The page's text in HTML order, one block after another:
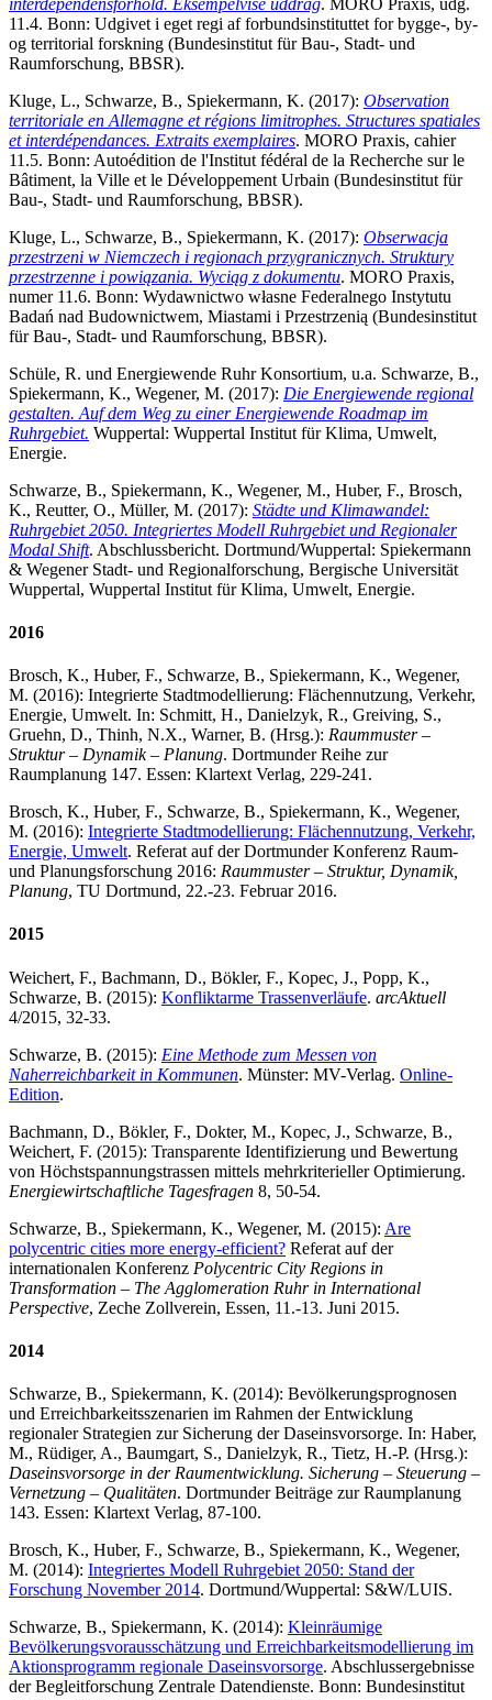
11.4. Bonn: Udgivet i eget regi af forbundsinstituttet for bygge-, by-
og territorial forskning (Bundesinstitut für Bau-, Stadt- und
Raumforschung, BBSR).
Kluge, L., Schwarze, B., Spiekermann, K. (2017): Observation
territoriale en Allemagne et régions limitrophes. Structures spatiales
et interdépendances. Extraits exemplaires. MORO Praxis, cahier
11.5. Bonn: Autoédition de l'Institut fédéral de la Recherche sur le
Bâtiment, la Ville et le Développement Urbain (Bundesinstitut für
Bau-, Stadt- und Raumforschung, BBSR).
Kluge, L., Schwarze, B., Spiekermann, K. (2017): Obserwacja
przestrzeni w Niemczech i regionach przygranicznych. Struktury
przestrzenne i powiązania. Wyciąg z dokumentu. MORO Praxis,
numer 11.6. Bonn: Wydawnictwo własne Federalnego Instytutu
Badań nad Budownictwem, Miastami i Przestrzenią (Bundesinstitut
für Bau-, Stadt- und Raumforschung, BBSR).
Schüle, R. und Energiewende Ruhr Konsortium, u.a. Schwarze, B.,
Spiekermann, K., Wegener, M. (2017): Die Energiewende regional
gestalten. Auf dem Weg zu einer Energiewende Roadmap im
Ruhrgebiet. Wuppertal: Wuppertal Institut für Klima, Umwelt,
Energie.
Schwarze, B., Spiekermann, K., Wegener, M., Huber, F., Brosch,
K., Reutter, O., Müller, M. (2017): Städte und Klimawandel:
Ruhrgebiet 2050. Integriertes Modell Ruhrgebiet und Regionaler
Modal Shift. Abschlussbericht. Dortmund/Wuppertal: Spiekermann
& Wegener Stadt- und Regionalforschung, Bergische Universität
Wuppertal, Wuppertal Institut für Klima, Umwelt, Energie.
2016
Brosch, K., Huber, F., Schwarze, B., Spiekermann, K., Wegener,
M. (2016): Integrierte Stadtmodellierung: Flächennutzung, Verkehr,
Energie, Umwelt. In: Schmitt, H., Danielzyk, R., Greiving, S.,
Gruehn, D., Thinh, N.X., Warner, B. (Hrsg.): Raummuster –
Struktur – Dynamik – Planung. Dortmunder Reihe zur
Raumplanung 147. Essen: Klartext Verlag, 229-241.
Brosch, K., Huber, F., Schwarze, B., Spiekermann, K., Wegener,
M. (2016): Integrierte Stadtmodellierung: Flächennutzung, Verkehr,
Energie, Umwelt. Referat auf der Dortmunder Konferenz Raum-
und Planungsforschung 2016: Raummuster – Struktur, Dynamik,
Planung, TU Dortmund, 22.-23. Februar 2016.
2015
Weichert, F., Bachmann, D., Bökler, F., Kopec, J., Popp, K.,
Schwarze, B. (2015): Konfliktarme Trassenverläufe. arcAktuell
4/2015, 32-33.
Schwarze, B. (2015): Eine Methode zum Messen von
Naherreichbarkeit in Kommunen. Münster: MV-Verlag. Online-
Edition.
Bachmann, D., Bökler, F., Dokter, M., Kopec, J., Schwarze, B.,
Weichert, F. (2015): Transparente Identifizierung und Bewertung
von Höchstspannungstrassen mittels mehrkriterieller Optimierung.
Energiewirtschaftliche Tagesfragen 8, 50-54.
Schwarze, B., Spiekermann, K., Wegener, M. (2015): Are
polycentric cities more energy-efficient? Referat auf der
internationalen Konferenz Polycentric City Regions in
Transformation – The Agglomeration Ruhr in International
Perspective, Zeche Zollverein, Essen, 11.-13. Juni 2015.
2014
Schwarze, B., Spiekermann, K. (2014): Bevölkerungsprognosen
und Erreichbarkeitsszenarien im Rahmen der Entwicklung
regionaler Strategien zur Sicherung der Daseinsvorsorge. In: Haber,
M., Rüdiger, A., Baumgart, S., Danielzyk, R., Tietz, H.-P. (Hrsg.):
Daseinsvorsorge in der Raumentwicklung. Sicherung – Steuerung –
Vernetzung – Qualitäten. Dortmunder Beiträge zur Raumplanung
143. Essen: Klartext Verlag, 87-100.
Brosch, K., Huber, F., Schwarze, B., Spiekermann, K., Wegener,
M. (2014): Integriertes Modell Ruhrgebiet 2050: Stand der
Forschung November 2014. Dortmund/Wuppertal: S&W/LUIS.
Schwarze, B., Spiekermann, K. (2014): Kleinräumige
Bevölkerungsvorausschätzung und Erreichbarkeitsmodellierung im
Aktionsprogramm regionale Daseinsvorsorge. Abschlussergebnisse
der Begleitforschung Zentrale Datendienste. Bonn: Bundesinstitut